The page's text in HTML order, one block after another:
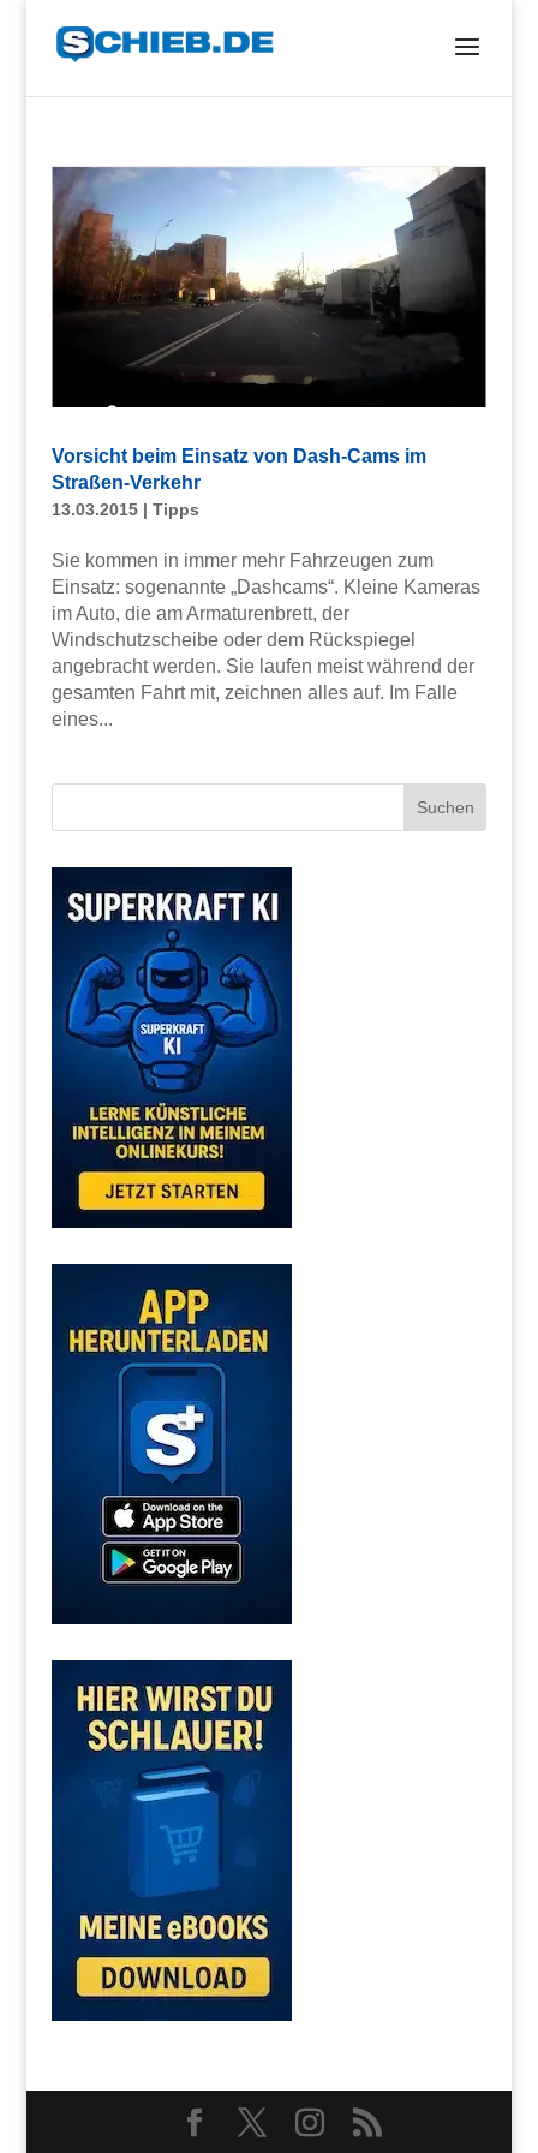
Vorsicht beim Einsatz von Dash-Cams im
Straßen-Verkehr
13.03.2015| Tipps
Sie kommen in immer mehr Fahrzeugen zum
Einsatz: sogenannte „Dashcams“. Kleine Kameras
im Auto, die am Armaturenbrett, der
Windschutzscheibe oder dem Rückspiegel
angebracht werden. Sie laufen meist während der
gesamten Fahrt mit, zeichnen alles auf. Im Falle
eines...